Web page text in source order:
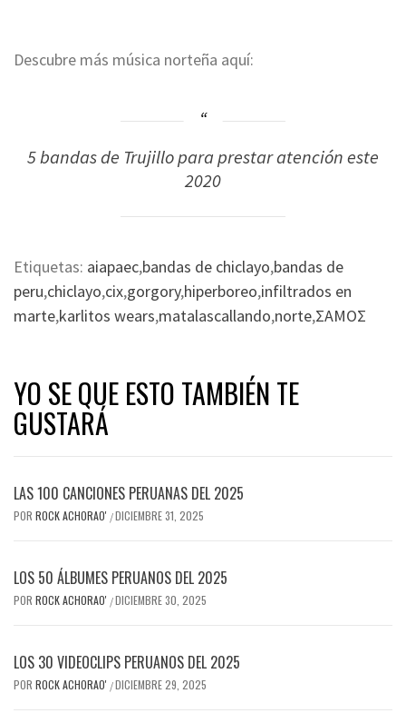
Descubre más música norteña aquí:
5 bandas de Trujillo para prestar atención este
2020
Etiquetas: aiapaec,bandas de chiclayo,bandas de
peru,chiclayo,cix,gorgory,hiperboreo,infiltrados en
marte,karlitos wears,matalascallando,norte,ΣAMOΣ
YO SE QUE ESTO TAMBIÉN TE
GUSTARÁ
LAS 100 CANCIONES PERUANAS DEL 2025
POR ROCK ACHORAO' /DICIEMBRE 31, 2025
LOS 50 ÁLBUMES PERUANOS DEL 2025
POR ROCK ACHORAO' /DICIEMBRE 30, 2025
LOS 30 VIDEOCLIPS PERUANOS DEL 2025
POR ROCK ACHORAO' /DICIEMBRE 29, 2025